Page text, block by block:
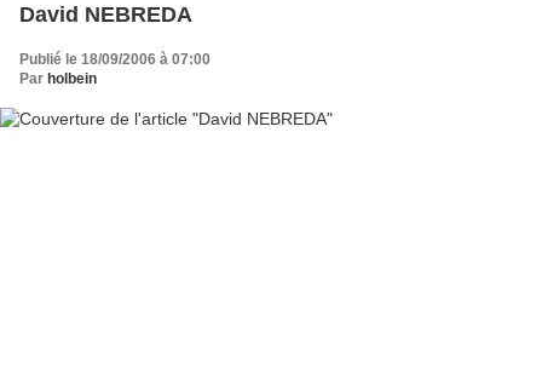
David NEBREDA
Publié le 18/09/2006 à 07:00
Par holbein